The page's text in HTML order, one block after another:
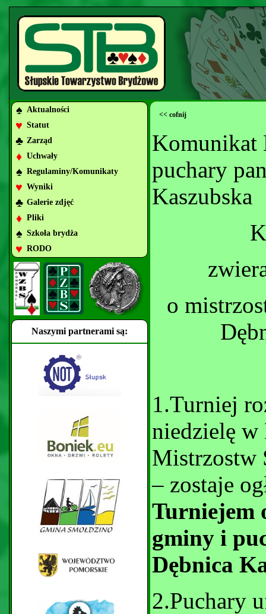
♠ Aktualności
♥ Statut
♣ Zarząd
♦ Uchwały
♠ Regulaminy/Komunikaty
♥ Wyniki
♣ Galerie zdjęć
♦ Pliki
♠ Szkoła brydża
♥ RODO
Naszymi partnerami są:
<< cofnij
Komunikat
puchary
Kaszubska
o
1.Turniej
niedzielę w
Mistrzostw
– zostaje
Turniejem
gminy i
Dębnica
2.Puchary